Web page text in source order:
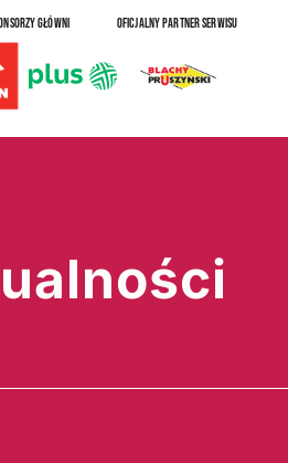
GŁÓWNI OFICJALNY PARTNER SERWISU